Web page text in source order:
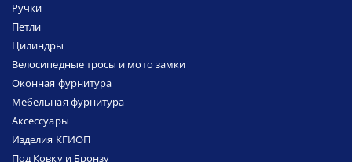
Ручки
Петли
Цилиндры
Велосипедные тросы и мото замки
Оконная фурнитура
Мебельная фурнитура
Аксессуары
Изделия КГИОП
Под Ковку и Бронзу